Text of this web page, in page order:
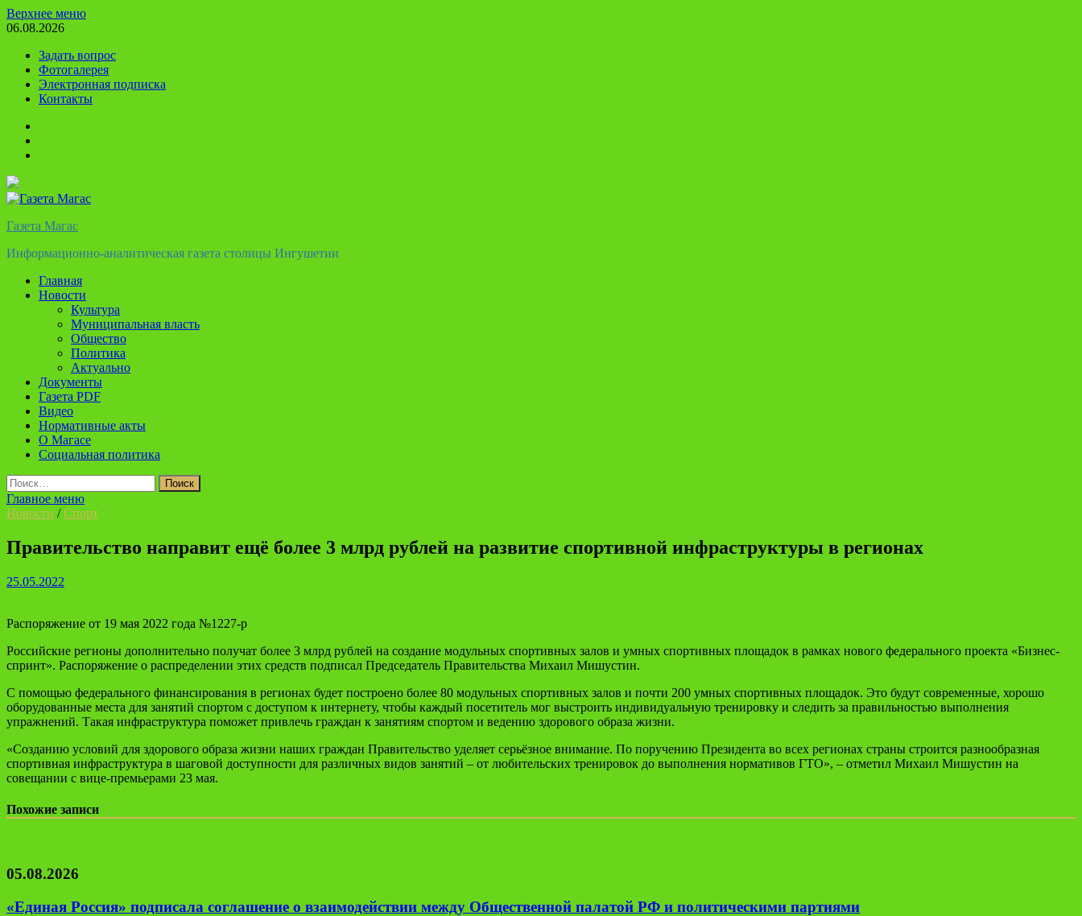
Перейти
к
Верхнее меню
06.08.2026
Задать вопрос
Фотогалерея
Электронная подписка
Контакты
Газета Магас
Информационно-аналитическая газета столицы Ингушетии
Главная
Новости
Культура
Муниципальная власть
Общество
Политика
Актуально
Документы
Газета PDF
Видео
Нормативные акты
О Магасе
Социальная политика
Найти:
Главное меню
Новости /Спорт
Правительство направит ещё более 3 млрд рублей на развитие спортивной инфраструктуры в регионах
25.05.2022
Распоряжение от 19 мая 2022 года №1227-р
Российские регионы дополнительно получат более 3 млрд рублей на создание модульных спортивных залов и умных спортивных площадок в рамках нового федерального проекта «Бизнес-
спринт». Распоряжение о распределении этих средств подписал Председатель Правительства Михаил Мишустин.
С помощью федерального финансирования в регионах будет построено более 80 модульных спортивных залов и почти 200 умных спортивных площадок. Это будут современные, хорошо
оборудованные места для занятий спортом с доступом к интернету, чтобы каждый посетитель мог выстроить индивидуальную тренировку и следить за правильностью выполнения
упражнений. Такая инфраструктура поможет привлечь граждан к занятиям спортом и ведению здорового образа жизни.
«Созданию условий для здорового образа жизни наших граждан Правительство уделяет серьёзное внимание. По поручению Президента во всех регионах страны строится разнообразная
спортивная инфраструктура в шаговой доступности для различных видов занятий – от любительских тренировок до выполнения нормативов ГТО», – отметил Михаил Мишустин на
совещании с вице-премьерами 23 мая.
Похожие записи
05.08.2026
«Единая Россия» подписала соглашение о взаимодействии между Общественной палатой РФ и политическими партиями